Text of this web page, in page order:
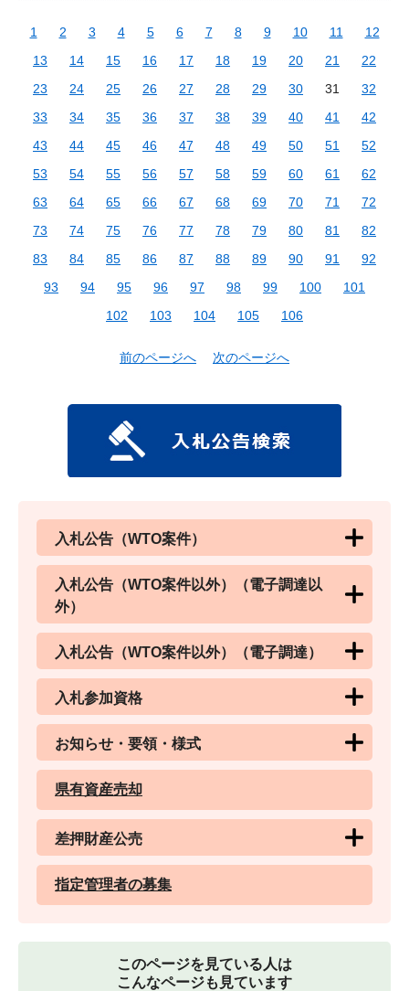
1 2 3 4 5 6 7 8 9 10 11
12
13
14 15 16 17 18 19 20 21
22
23
24 25 26 27 28 29 30 31
32
33
34 35 36 37 38 39 40 41
42
43
44 45 46 47 48 49 50 51
52
53
54 55 56 57 58 59 60 61
62
63
64 65 66 67 68 69 70 71
72
73
74 75 76 77 78 79 80 81
82
83
84 85 86 87 88 89 90 91
92
93
94 95 96 97 98 99 100
101
102
103 104 105 106
前のページへ 次のページへ
入札公告（WTO案件）
入札公告（WTO案件以外）（電子調達以
外）
入札公告（WTO案件以外）（電子調達）
入札参加資格
お知らせ・要領・様式
県有資産売却
差押財産公売
指定管理者の募集
このページを見ている人は
こんなページも見ています